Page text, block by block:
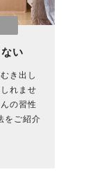
い
き出し
れませ
の習性
をご紹介